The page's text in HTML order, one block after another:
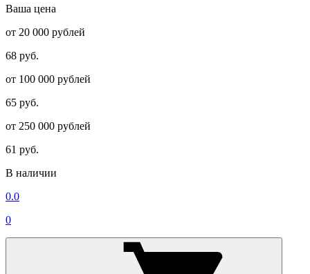
Ваша цена
от 20 000 рублей
68 руб.
от 100 000 рублей
65 руб.
от 250 000 рублей
61 руб.
В наличии
0.0
0